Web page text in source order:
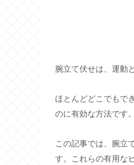
腕立て伏せは、運動
ほとんどどこでもで
のに有効な方法です。
この記事では、腕立
す。これらの有用な